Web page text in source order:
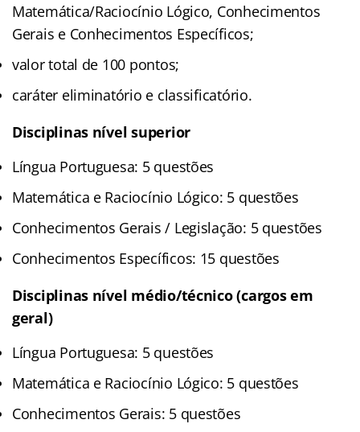
Matemática/Raciocínio Lógico, Conhecimentos
Gerais e Conhecimentos Específicos;
valor total de 100 pontos;
caráter eliminatório e classificatório.
Disciplinas nível superior
Língua Portuguesa: 5 questões
Matemática e Raciocínio Lógico: 5 questões
Conhecimentos Gerais / Legislação: 5 questões
Conhecimentos Específicos: 15 questões
Disciplinas nível médio/técnico (cargos em
geral)
Língua Portuguesa: 5 questões
Matemática e Raciocínio Lógico: 5 questões
Conhecimentos Gerais: 5 questões